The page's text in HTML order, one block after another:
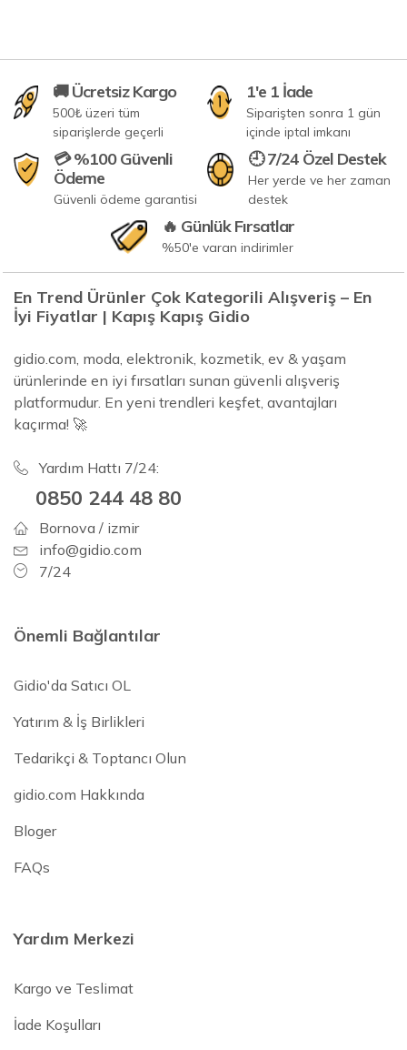
🚚 Ücretsiz Kargo
500₺ üzeri tüm
siparişlerde geçerli
1'e 1 İade
Siparişten sonra 1 gün
içinde iptal imkanı
💳 %100 Güvenli
Ödeme
Güvenli ödeme garantisi
🕘 7/24 Özel Destek
Her yerde ve her zaman
destek
🔥 Günlük Fırsatlar
%50'e varan indirimler
En Trend Ürünler Çok Kategorili Alışveriş – En
İyi Fiyatlar | Kapış Kapış Gidio
gidio.com, moda, elektronik, kozmetik, ev & yaşam
ürünlerinde en iyi fırsatları sunan güvenli alışveriş
platformudur. En yeni trendleri keşfet, avantajları
kaçırma! 🚀
Yardım Hattı 7/24:
0850 244 48 80
Bornova / izmir
info@gidio.com
7/24
Önemli Bağlantılar
Gidio'da Satıcı OL
Yatırım & İş Birlikleri
Tedarikçi & Toptancı Olun
gidio.com Hakkında
Bloger
FAQs
Yardım Merkezi
Kargo ve Teslimat
İade Koşulları